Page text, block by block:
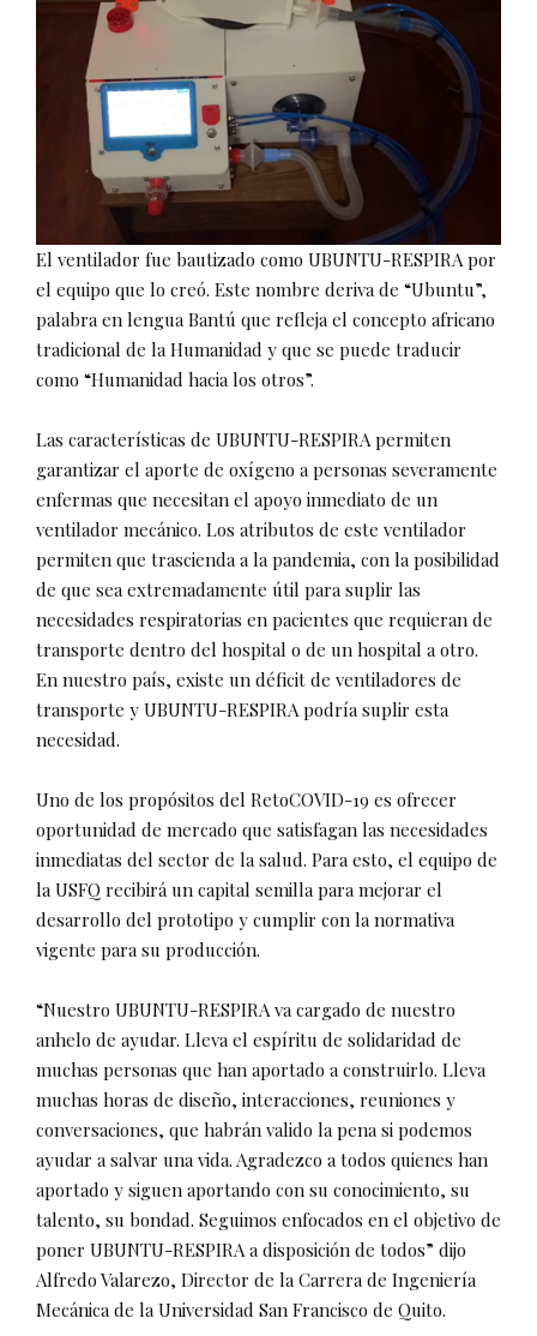
El ventilador fue bautizado como UBUNTU-RESPIRA por
el equipo que lo creó. Este nombre deriva de “Ubuntu”,
palabra en lengua Bantú que refleja el concepto africano
tradicional de la Humanidad y que se puede traducir
como “Humanidad hacia los otros”.
Las características de UBUNTU-RESPIRA permiten
garantizar el aporte de oxígeno a personas severamente
enfermas que necesitan el apoyo inmediato de un
ventilador mecánico. Los atributos de este ventilador
permiten que trascienda a la pandemia, con la posibilidad
de que sea extremadamente útil para suplir las
necesidades respiratorias en pacientes que requieran de
transporte dentro del hospital o de un hospital a otro.
En nuestro país, existe un déficit de ventiladores de
transporte y UBUNTU-RESPIRA podría suplir esta
necesidad.
Uno de los propósitos del RetoCOVID-19 es ofrecer
oportunidad de mercado que satisfagan las necesidades
inmediatas del sector de la salud. Para esto, el equipo de
la USFQ recibirá un capital semilla para mejorar el
desarrollo del prototipo y cumplir con la normativa
vigente para su producción.
“Nuestro UBUNTU-RESPIRA va cargado de nuestro
anhelo de ayudar. Lleva el espíritu de solidaridad de
muchas personas que han aportado a construirlo. Lleva
muchas horas de diseño, interacciones, reuniones y
conversaciones, que habrán valido la pena si podemos
ayudar a salvar una vida. Agradezco a todos quienes han
aportado y siguen aportando con su conocimiento, su
talento, su bondad. Seguimos enfocados en el objetivo de
poner UBUNTU-RESPIRA a disposición de todos” dijo
Alfredo Valarezo, Director de la Carrera de Ingeniería
Mecánica de la Universidad San Francisco de Quito.